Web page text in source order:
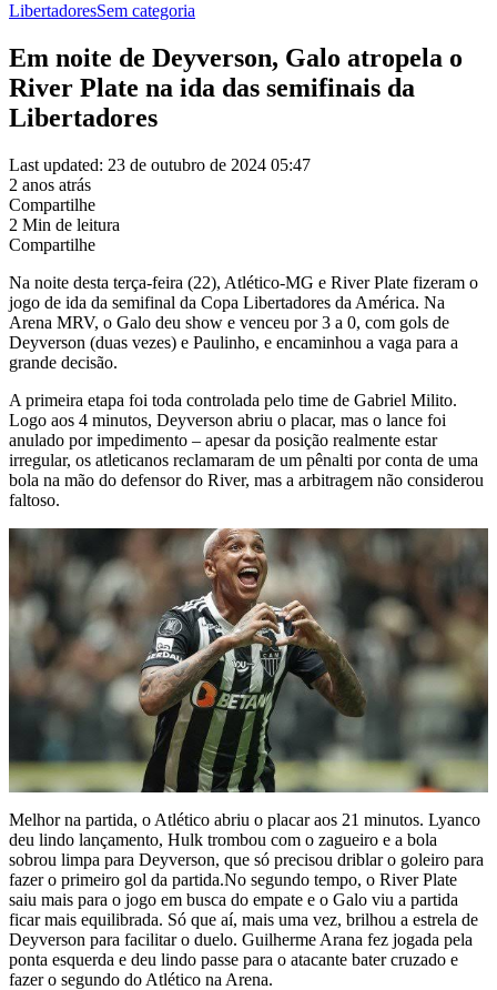
LibertadoresSem categoria
Em noite de Deyverson, Galo atropela o
River Plate na ida das semifinais da
Libertadores
Last updated: 23 de outubro de 2024 05:47
2 anos atrás
Compartilhe
2 Min de leitura
Compartilhe
Na noite desta terça-feira (22), Atlético-MG e River Plate fizeram o
jogo de ida da semifinal da Copa Libertadores da América. Na
Arena MRV, o Galo deu show e venceu por 3 a 0, com gols de
Deyverson (duas vezes) e Paulinho, e encaminhou a vaga para a
grande decisão.
A primeira etapa foi toda controlada pelo time de Gabriel Milito.
Logo aos 4 minutos, Deyverson abriu o placar, mas o lance foi
anulado por impedimento – apesar da posição realmente estar
irregular, os atleticanos reclamaram de um pênalti por conta de uma
bola na mão do defensor do River, mas a arbitragem não considerou
faltoso.
Melhor na partida, o Atlético abriu o placar aos 21 minutos. Lyanco
deu lindo lançamento, Hulk trombou com o zagueiro e a bola
sobrou limpa para Deyverson, que só precisou driblar o goleiro para
fazer o primeiro gol da partida.No segundo tempo, o River Plate
saiu mais para o jogo em busca do empate e o Galo viu a partida
ficar mais equilibrada. Só que aí, mais uma vez, brilhou a estrela de
Deyverson para facilitar o duelo. Guilherme Arana fez jogada pela
ponta esquerda e deu lindo passe para o atacante bater cruzado e
fazer o segundo do Atlético na Arena.